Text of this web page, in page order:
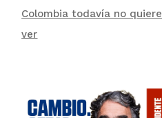
Colombia todavía no quiere
ver